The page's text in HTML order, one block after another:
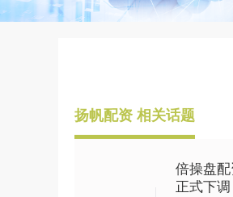
扬帆配资 相关话题
倍操盘
正式下调